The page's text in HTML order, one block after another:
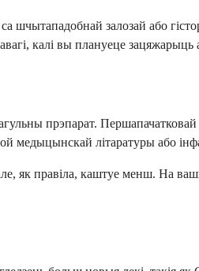
шчытападобнай залозай або
калі вы плануеце
прэпарат.
медыцынскай літаратуры або
як правіла, каштуе менш. На